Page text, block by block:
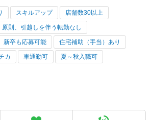
スキルアップ 店舗数30以上
原則、引越しを伴う転勤なし
新卒も応募可能 住宅補助（手当）あり
カ 車通勤可 夏～秋入職可